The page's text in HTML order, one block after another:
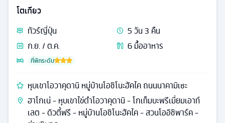
โตเกียว
ทัวร์ญี่ปุ่น 5วัน3คืน
ก.ย. / ต.ค.
5มื้ออาหาร